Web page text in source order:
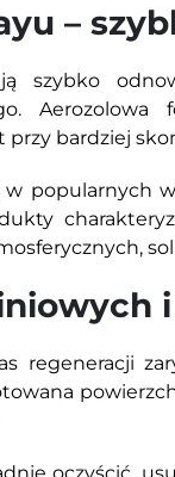
–
szybko
bardziej
popularnych
regeneracji
oczyścić,